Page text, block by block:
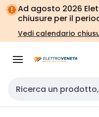
Vai alla
navigazione
Vai
alla
pagina
Ad agosto 2026
chiusure per il
Vedi calendario
Cerca input